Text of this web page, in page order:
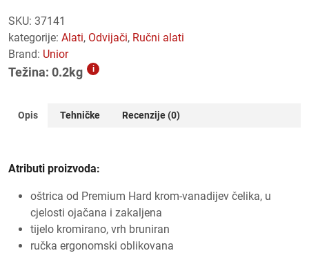
SKU: 37141
kategorije:
alati, odvijači,
ručni alati
Brand: Unior
Težina: 0.2kg i
Opis Tehničke Recenzije (0)
Atributi proizvoda:
oštrica od Premium Hard krom-vanadijev čelika, u
cjelosti ojačana i zakaljena
tijelo kromirano, vrh bruniran
ručka ergonomski oblikovana